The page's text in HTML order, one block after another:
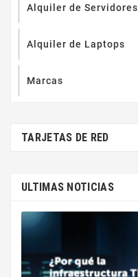
Alquiler de Servidores
Alquiler de Laptops
Marcas
TARJETAS DE RED
ULTIMAS NOTICIAS